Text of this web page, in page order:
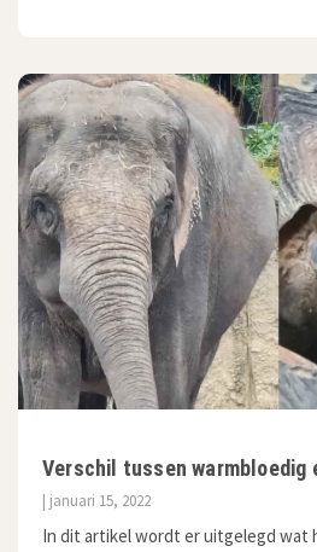
Verschil tussen warmbloedig
| januari 15, 2022
In dit artikel wordt er uitgelegd wat